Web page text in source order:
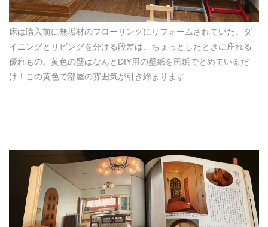
床は購入前に無垢材のフローリングにリフォームされていた。ダ
イニングとリビングを分ける段差は、ちょっとしたときに座れる
優れもの。黄色の壁はなんとDIY用の壁紙を画鋲でとめているだ
け！この黄色で部屋の雰囲気が引き締まります